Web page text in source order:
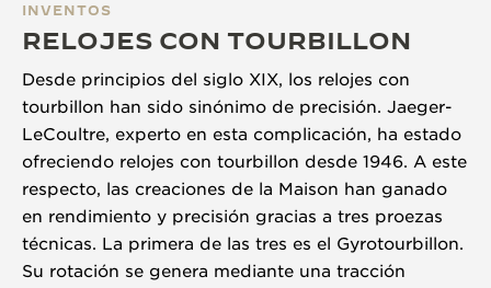
INVENTOS
RELOJES CON TOURBILLON
Desde principios del siglo XIX, los relojes con
tourbillon han sido sinónimo de precisión. Jaeger-
LeCoultre, experto en esta complicación, ha estado
ofreciendo relojes con tourbillon desde 1946. A este
respecto, las creaciones de la Maison han ganado
en rendimiento y precisión gracias a tres proezas
técnicas. La primera de las tres es el Gyrotourbillon.
Su rotación se genera mediante una tracción